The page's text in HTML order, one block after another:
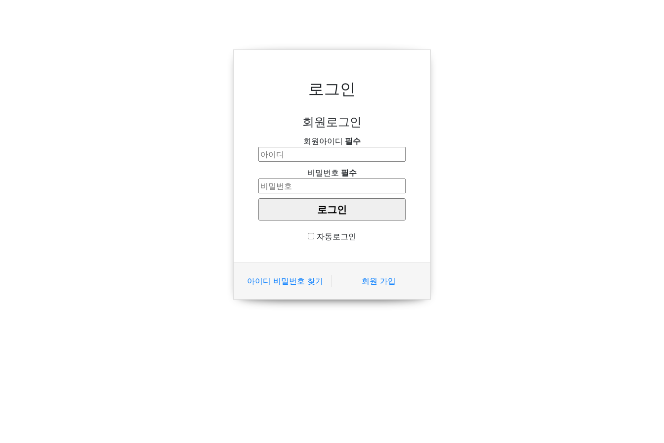
로그인
회원로그인
회원아이디 필수
비밀번호 필수
자동로그인
아이디 비밀번호 찾기 회원 가입